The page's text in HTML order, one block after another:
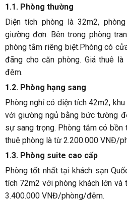
1.1. Phòng thường
Diện tích phòng là 32m2,
giường đơn. Bên trong phòng
phòng tắm riêng biệt.Phòng có
đãng cho căn phòng. Giá thuê
đêm.
1.2. Phòng hạng sang
Phòng nghỉ có diện tích 42m2,
với giường ngủ bằng bức tường
sự sang trọng. Phòng tắm có bồn
thuê phòng là từ 2.200.000 VNĐ/
1.3. Phòng suite cao cấp
Phòng tốt nhất tại khách sạn
tích 72m2 với phòng khách lớn và
3.400.000 VNĐ/phòng/đêm.